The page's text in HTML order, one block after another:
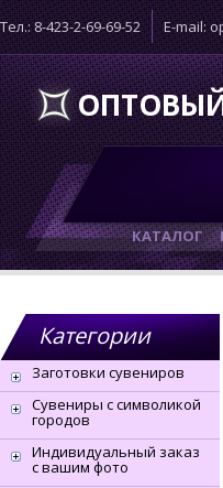
Тел.: 8-423-2-69-69-52 E-mail:
КАТАЛОГ
Категории
Заготовки сувениров
Сувениры с символикой
городов
Индивидуальный заказ
с вашим фото